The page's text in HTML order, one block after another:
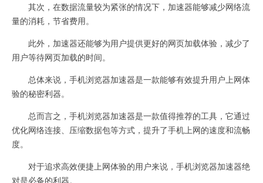
其次，在数据流量较为紧张的情况下，加速器能够减少网络流
量的消耗，节省费用。
此外，加速器还能够为用户提供更好的网页加载体验，减少了
用户等待网页加载的时间。
总体来说，手机浏览器加速器是一款能够有效提升用户上网体
验的秘密利器。
总而言之，手机浏览器加速器是一款值得推荐的工具，它通过
优化网络连接、压缩数据包等方式，提升了手机上网的速度和流畅
度。
对于追求高效便捷上网体验的用户来说，手机浏览器加速器绝
对是必备的利器。